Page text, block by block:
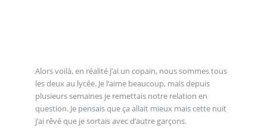
Alors voilà, en réalité j’ai un copain, nous sommes tous
les deux au lycée. Je l’aime beaucoup, mais depuis
plusieurs semaines je remettais notre relation en
question. Je pensais que ça allait mieux mais cette nuit
j’ai rêvé que je sortais avec d’autre garçons.